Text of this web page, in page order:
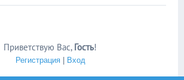
Приветствую Вас, Гость!
Регистрация| Вход